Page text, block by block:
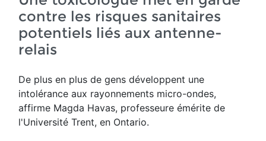
contre les risques sanitaires
potentiels liés aux antenne-
relais
De plus en plus de gens développent une
intolérance aux rayonnements micro-ondes,
affirme Magda Havas, professeure émérite de
l'Université Trent, en Ontario.